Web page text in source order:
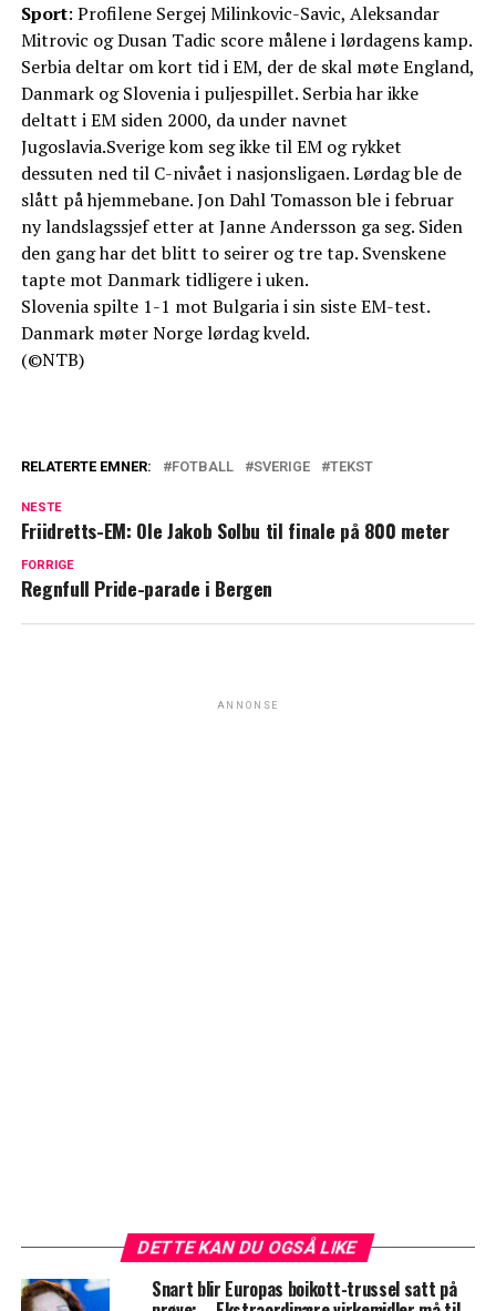
Sport: Profilene Sergej Milinkovic-Savic, Aleksandar
Mitrovic og Dusan Tadic score målene i lørdagens kamp.
Serbia deltar om kort tid i EM, der de skal møte England,
Danmark og Slovenia i puljespillet. Serbia har ikke
deltatt i EM siden 2000, da under navnet
Jugoslavia.Sverige kom seg ikke til EM og rykket
dessuten ned til C-nivået i nasjonsligaen. Lørdag ble de
slått på hjemmebane. Jon Dahl Tomasson ble i februar
ny landslagssjef etter at Janne Andersson ga seg. Siden
den gang har det blitt to seirer og tre tap. Svenskene
tapte mot Danmark tidligere i uken.
Slovenia spilte 1-1 mot Bulgaria i sin siste EM-test.
Danmark møter Norge lørdag kveld.
(©NTB)
RELATERTE EMNER: FOTBALL SVERIGE TEKST
NESTE
Friidretts-EM: Ole Jakob Solbu til finale på 800 meter
FORRIGE
Regnfull Pride-parade i Bergen
ANNONSE
DETTE KAN DU OGSÅ LIKE
Snart blir Europas boikott-trussel satt på